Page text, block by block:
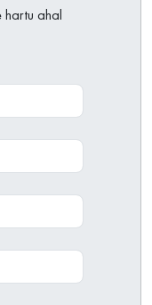
hartu ahal